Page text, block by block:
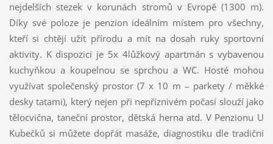
nejdelších stezek v korunách stromů v Evropě (1300 m).
Díky své poloze je penzion ideálním místem pro všechny,
kteří si chtějí užít přírodu a mít na dosah ruky sportovní
aktivity. K dispozici je 5x 4lůžkový apartmán s vybavenou
kuchyňkou a koupelnou se sprchou a WC. Hosté mohou
využívat společenský prostor (7 x 10 m – parkety / měkké
desky tatami), který nejen při nepříznivém počasí slouží jako
tělocvična, taneční prostor, dětská herna atd. V Penzionu U
Kubečků si můžete dopřát masáže, diagnostiku dle tradiční